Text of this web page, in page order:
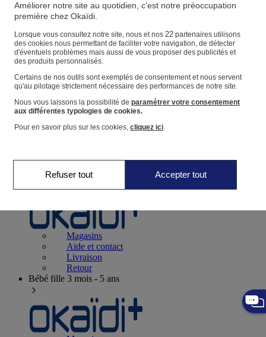
Magasin
Vos informations personnelles
Suivre une commande
Panier
Favoris
Naissance0-12 mois
Magasins
Aide et contact
Livraison
Retour
Bébé fille 3 mois - 5 ans
Améliorer notre site au quotidien, c'est notre préoccupation
première chez Okaïdi.
Lorsque vous consultez notre site, nous et nos 22partenaires utilisons
des cookies nous permettant de faciliter votre navigation, de détecter
d'éventuels problèmes mais aussi de vous proposer des publicités et
des produits personnalisés.
Certains de nos outils sont exemptés de consentement et nous servent
qu'au pilotage strictement nécessaire des performances de notre site.
Nous vous laissons la possibilité de paramétrer votre consentement
aux différentes typologies de cookies.
Pour en savoir plus sur les cookies, cliquez ici.
Refuser tout Accepter tout